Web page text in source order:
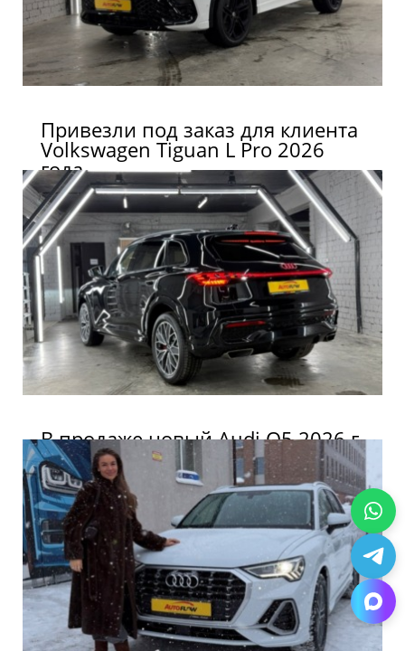
Привезли под заказ для клиента
Volkswagen Tiguan L Pro 2026
года
B продаже новый Audi Q5 2026 г.